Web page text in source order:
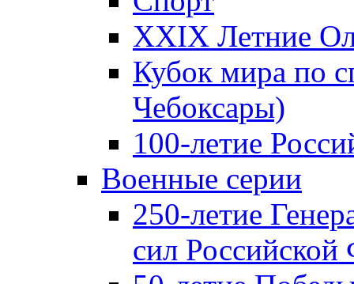
XXIX Летние
Кубок мира по
Чебоксары)
100-летие
Военные серии
250-летие
сил Российской